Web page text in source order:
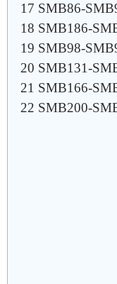
17 SMB86-
18 SMB186-
19 SMB98-
20 SMB131-
21 SMB166-
22 SMB200-